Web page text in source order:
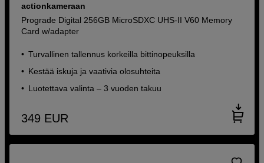
actionkameraan
Prograde Digital 256GB MicroSDXC UHS-II V60 Memory
Card w/adapter
Turvallinen tallennus korkeilla bittinopeuksilla
Kestää iskuja ja vaativia olosuhteita
Luotettava valinta – 3 vuoden takuu
349 EUR